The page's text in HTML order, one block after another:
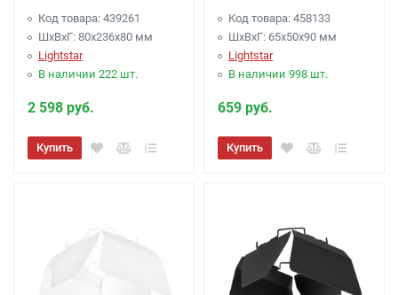
Код товара: 439261
ШхВхГ: 80x236x80 мм
Lightstar
В наличии 222 шт.
2 598 руб.
Купить
Код товара: 458133
ШхВхГ: 65x50x90 мм
Lightstar
В наличии 998 шт.
659 руб.
Купить